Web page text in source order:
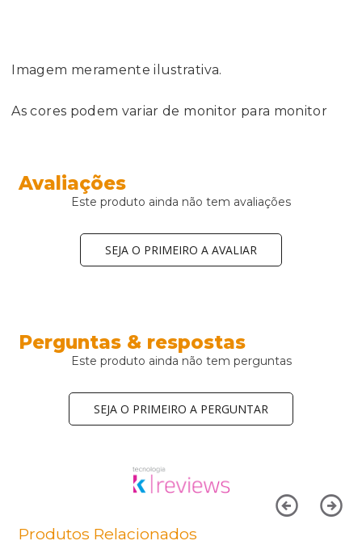
Imagem meramente ilustrativa.
As cores podem variar de monitor para monitor
Avaliações
Este produto ainda não tem avaliações
SEJA O PRIMEIRO A AVALIAR
Perguntas & respostas
Este produto ainda não tem perguntas
SEJA O PRIMEIRO A PERGUNTAR
Produtos Relacionados